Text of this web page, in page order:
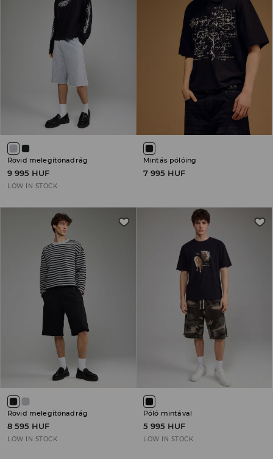
Rövid melegítőnadrág
9 995 HUF
LOW IN STOCK
Mintás pólóing
7 995 HUF
Rövid melegítőnadrág
8 595 HUF
LOW IN STOCK
Póló mintával
5 995 HUF
LOW IN STOCK